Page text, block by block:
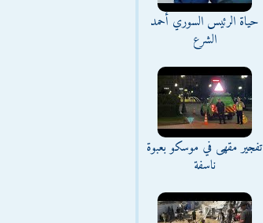
حياة الرئيس السوري أحمد
الشرع
تفجير مقهى في موسكو بعبوة
ناسفة